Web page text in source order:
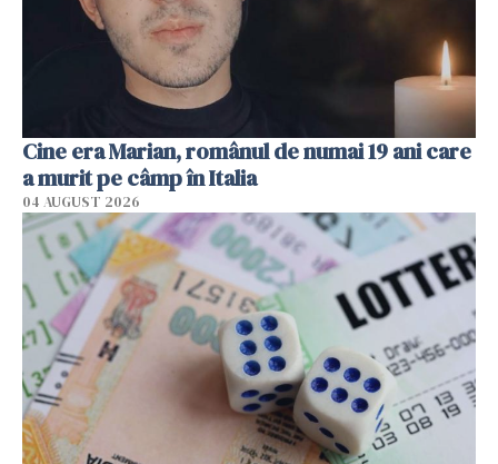
Cine era Marian, românul de numai 19 ani care
a murit pe câmp în Italia
04 AUGUST 2026